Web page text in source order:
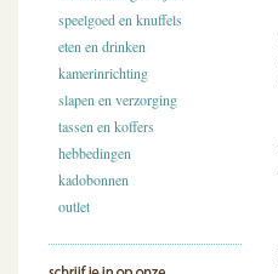
speelgoed en knuffels
eten en drinken
kamerinrichting
slapen en verzorging
tassen en koffers
hebbedingen
kadobonnen
outlet